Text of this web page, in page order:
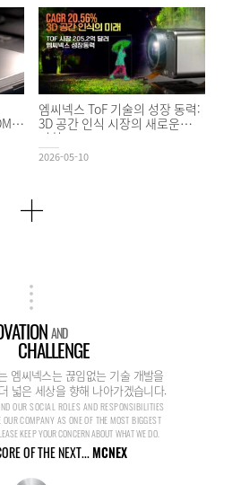
엠씨넥스 ToF 기술의 성장 동력:
3D 공간 인식 시장의 새로운
기회
2026-05-10
AND
CHALLENGE
엠씨넥스는 끊임없는 기술 개발을
넓은 세상을 향해 나아가겠습니다.
OUR SOCIAL ROLES AND RESPONSIBILITIES
COMPANY AS ONE OF THE MOST BIGGEST
KEEP YOUR CONCERN ABOUT WHAT WE DO.
OF THE NEXT...MCNEX